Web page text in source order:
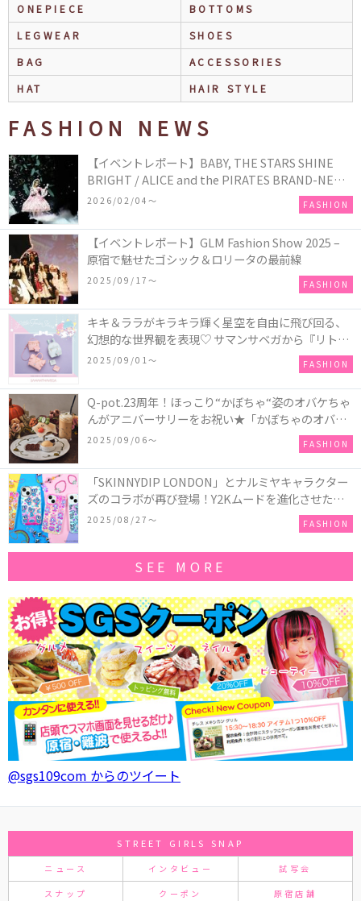
ONEPIECE
BOTTOMS
LEGWEAR
SHOES
BAG
ACCESSORIES
HAT
HAIR STYLE
FASHION NEWS
【イベントレポート】BABY, THE STARS SHINE
BRIGHT / ALICE and the PIRATES BRAND-NEW
COLLECTION in TOKYO
2026/02/04〜 FASHION
【イベントレポート】GLM Fashion Show 2025 –
原宿で魅せたゴシック＆ロリータの最前線
2025/09/17〜 FASHION
キキ＆ララがキラキラ輝く星空を自由に飛び回る、
幻想的な世界観を表現♡ サマンサベガから『リトル
ツインスターズ』50周年アニバーサリーイヤー』を
2025/09/01〜 FASHION
Q-pot.23周年！ほっこり“かぼちゃ“姿のオバケちゃ
んがアニバーサリーをお祝い★「かぼちゃのオバケ
ーキアクセサリー」が新発売！Q-pot CAFE.では
「かぼちゃのオバケーキプレート」も登場
2025/09/06〜 FASHION
「SKINNYDIP LONDON」とナルミヤキャラクター
ズのコラボが再び登場！Y2Kムードを進化させた新
作コレクションを発売♪
2025/08/27〜 FASHION
SEE MORE
@sgs109com からのツイート
STREET GIRLS SNAP
ニュース インタビュー 試写会
スナップ クーポン 原宿店舗